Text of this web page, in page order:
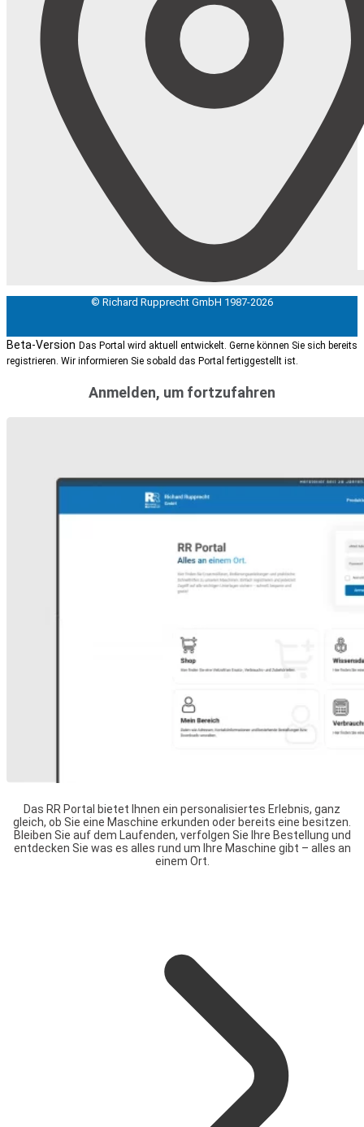
© Richard Rupprecht GmbH 1987-2026
Beta-Version Das Portal wird aktuell entwickelt. Gerne können Sie sich bereits
registrieren. Wir informieren Sie sobald das Portal fertiggestellt ist.
Anmelden, um fortzufahren
Das RR Portal bietet Ihnen ein personalisiertes Erlebnis, ganz
gleich, ob Sie eine Maschine erkunden oder bereits eine besitzen.
Bleiben Sie auf dem Laufenden, verfolgen Sie Ihre Bestellung und
entdecken Sie was es alles rund um Ihre Maschine gibt – alles an
einem Ort.